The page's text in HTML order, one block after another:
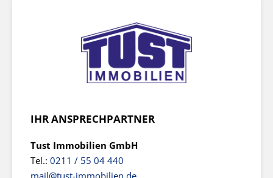
IHR ANSPRECHPARTNER
Tust Immobilien GmbH
Tel.: 0211 / 55 04 440
mail@tust-immobilien.de